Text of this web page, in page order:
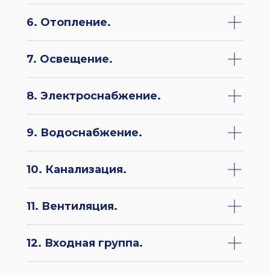
6. Отопление.
7. Освещение.
8. Электроснабжение.
9. Водоснабжение.
10. Канализация.
11. Вентиляция.
12. Входная группа.